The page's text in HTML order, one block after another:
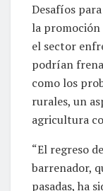
Desafíos
la
el sector
podrían
como los
rurales, un
agricultura
“El regreso
barrenador,
pasadas, ha